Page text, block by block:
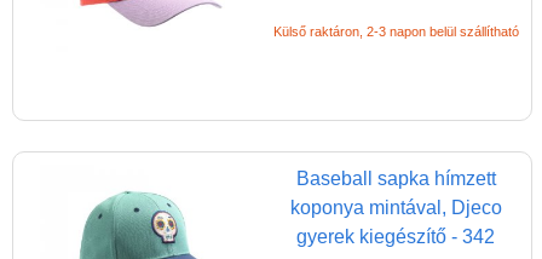
Külső raktáron, 2-3 napon belül szállítható
Baseball sapka hímzett
koponya mintával, Djeco
gyerek kiegészítő - 342